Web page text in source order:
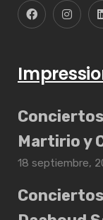
Martirio y
18 septiembre,